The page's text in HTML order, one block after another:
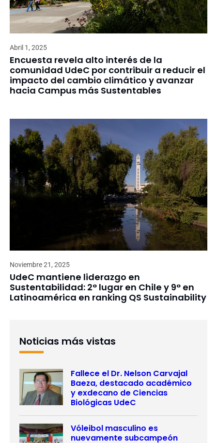
Abril 1, 2025
Encuesta revela alto interés de la
comunidad UdeC por contribuir a reducir el
impacto del cambio climático y avanzar
hacia Campus más Sustentables
Noviembre 21, 2025
UdeC mantiene liderazgo en
Sustentabilidad: 2° lugar en Chile y 9° en
Latinoamérica en ranking QS Sustainability
Noticias más vistas
Fallece el Dr. Nelson Carvajal
Baeza, destacado académico
y exdecano de Ciencias
Biológicas UdeC
Vóleibol masculino es
nuevamente subcampeón